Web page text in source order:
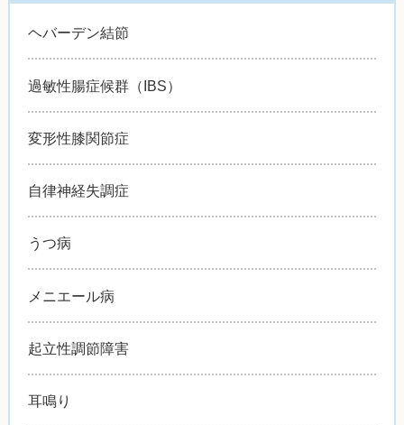
ヘバーデン結節
過敏性腸症候群（IBS）
変形性膝関節症
自律神経失調症
うつ病
メニエール病
起立性調節障害
耳鳴り